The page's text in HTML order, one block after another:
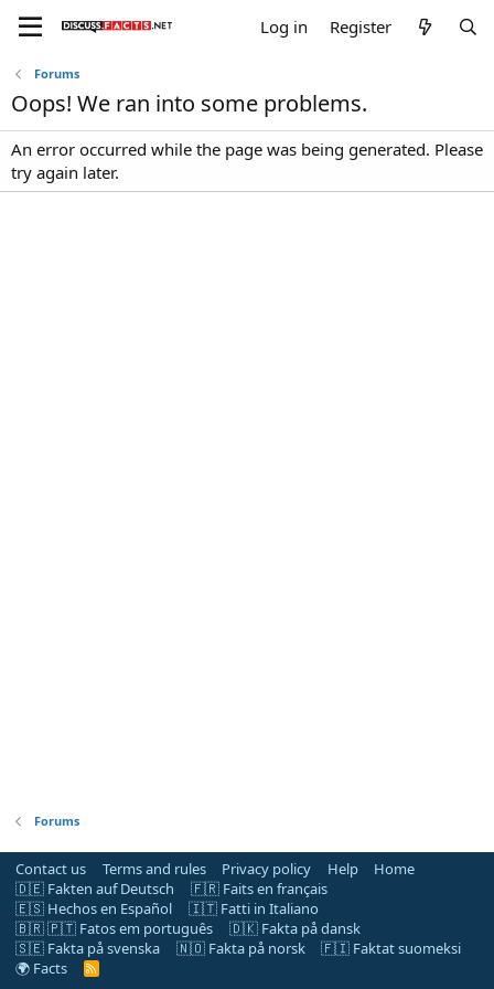
Log in Register
Forums
Oops! We ran into some problems.
An error occurred while the page was being generated. Please
try again later.
Forums
Contact us Terms and rules Privacy policy Help
Home
🇩🇪 Fakten auf Deutsch
🇫🇷 Faits en français
🇪🇸 Hechos en Español
🇮🇹 Fatti in Italiano
🇧🇷 🇵🇹 Fatos em português
🇩🇰 Fakta på dansk
🇸🇪 Fakta på svenska
🇳🇴 Fakta på norsk
🇫🇮 Faktat suomeksi
🌍 Facts
R